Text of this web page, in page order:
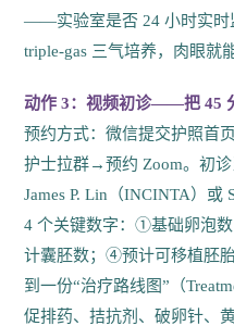
——实验室是否 24 小时实时
triple-gas 三气培养，肉眼就
动作 3：视频初诊——把 45
预约方式：微信提交护照首
护士拉群→预约 Zoom。初
James P. Lin（INCINTA）或
4 个关键数字：①基础卵泡
计囊胚数；④预计可移植胚
到一份“治疗路线图”（
促排药、拮抗剂、破卵针、